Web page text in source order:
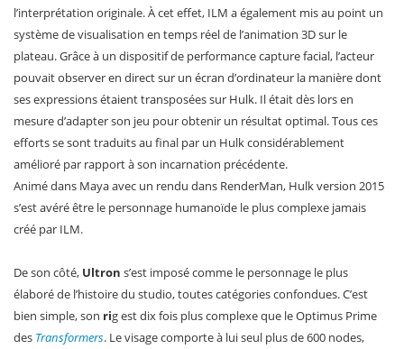
l’interprétation originale. À cet effet, ILM a également mis au point un
système de visualisation en temps réel de l’animation 3D sur le
plateau. Grâce à un dispositif de performance capture facial, l’acteur
pouvait observer en direct sur un écran d’ordinateur la manière dont
ses expressions étaient transposées sur Hulk. Il était dès lors en
mesure d’adapter son jeu pour obtenir un résultat optimal. Tous ces
efforts se sont traduits au final par un Hulk considérablement
amélioré par rapport à son incarnation précédente.
Animé dans Maya avec un rendu dans RenderMan, Hulk version 2015
s’est avéré être le personnage humanoïde le plus complexe jamais
créé par ILM.
De son côté, Ultron s’est imposé comme le personnage le plus
élaboré de l’histoire du studio, toutes catégories confondues. C’est
bien simple, son rig est dix fois plus complexe que le Optimus Prime
des Transformers. Le visage comporte à lui seul plus de 600 nodes,